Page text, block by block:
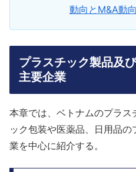
動向とM&A動向
プラスチック製品及
主要企業
本章では、ベトナムのプラ
ック包装や医薬品、日用品
業を中心に紹介する。